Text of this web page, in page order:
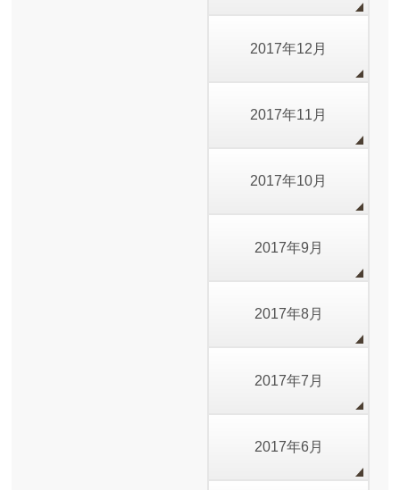
2017年12月
2017年11月
2017年10月
2017年9月
2017年8月
2017年7月
2017年6月